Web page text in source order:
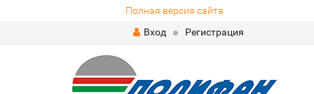
Полная версия сайта
Вход
Регистрация